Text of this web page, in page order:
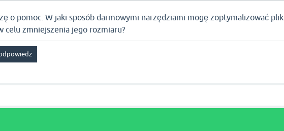
o pomoc. W jaki sposób darmowymi narzędziami mogę zoptymalizować plik
celu zmniejszenia jego rozmiaru?